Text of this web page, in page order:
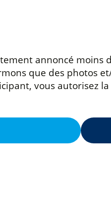
annoncé
que des photos
vous autorisez